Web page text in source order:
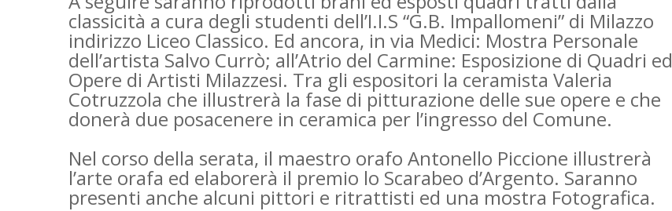
classicità a cura degli studenti dell’I.I.S “G.B. Impallomeni” di Milazzo
indirizzo Liceo Classico. Ed ancora, in via Medici: Mostra Personale
dell’artista Salvo Currò; all’Atrio del Carmine: Esposizione di Quadri ed
Opere di Artisti Milazzesi. Tra gli espositori la ceramista Valeria
Cotruzzola che illustrerà la fase di pitturazione delle sue opere e che
donerà due posacenere in ceramica per l’ingresso del Comune.
Nel corso della serata, il maestro orafo Antonello Piccione illustrerà
l’arte orafa ed elaborerà il premio lo Scarabeo d’Argento. Saranno
presenti anche alcuni pittori e ritrattisti ed una mostra Fotografica.